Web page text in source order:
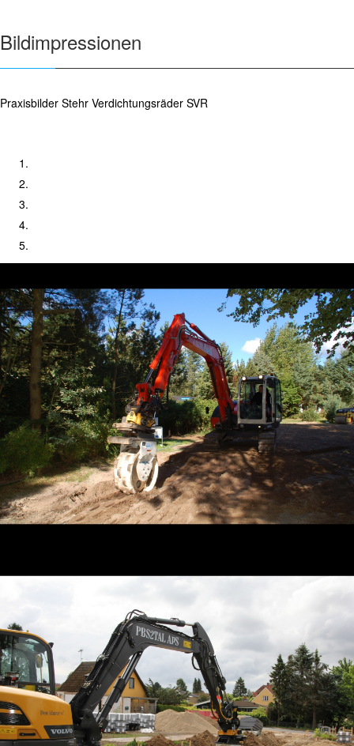
Bildimpressionen
Praxisbilder Stehr Verdichtungsräder SVR